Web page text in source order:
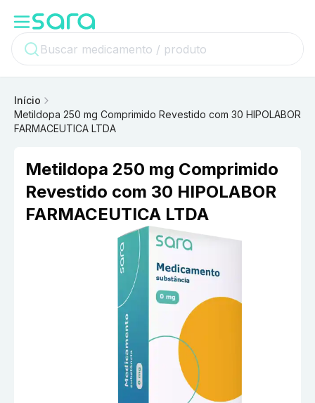
Início
Metildopa 250 mg Comprimido Revestido com 30 HIPOLABOR
FARMACEUTICA LTDA
Metildopa 250 mg Comprimido
Revestido com 30 HIPOLABOR
FARMACEUTICA LTDA